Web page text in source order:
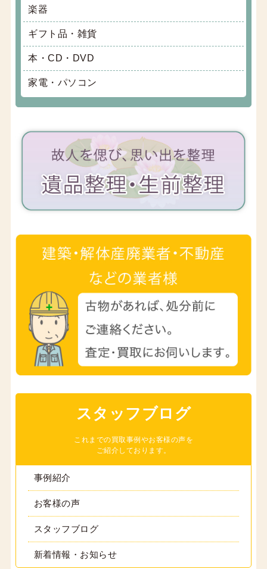
楽器
ギフト品・雑貨
本・CD・DVD
家電・パソコン
スタッフブログ
これまでの買取事例やお客様の声を
ご紹介しております。
事例紹介
お客様の声
スタッフブログ
新着情報・お知らせ